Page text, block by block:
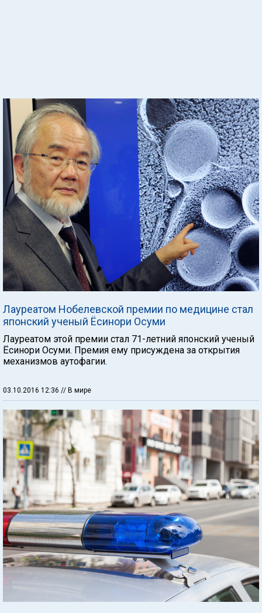
Лауреатом Нобелевской премии по медицине стал
японский ученый Ёсинори Осуми
Лауреатом этой премии стал 71-летний японский ученый
Ёсинори Осуми. Премия ему присуждена за открытия
механизмов аутофагии.
03.10.2016 12:36 // В мире